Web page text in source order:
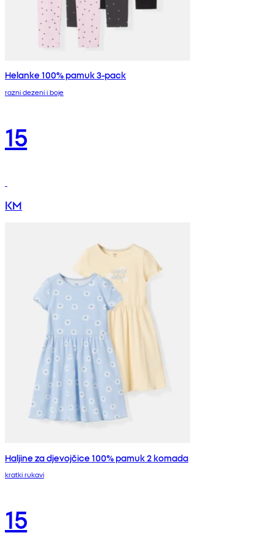
Helanke 100% pamuk 3-pack
razni dezeni i boje
15
KM
Haljine za djevojčice 100% pamuk 2 komada
kratki rukavi
15